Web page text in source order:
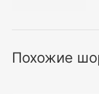
Похожие